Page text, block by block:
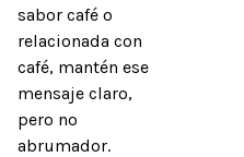
sabor café o
relacionada con
café, mantén ese
mensaje claro,
pero no
abrumador.